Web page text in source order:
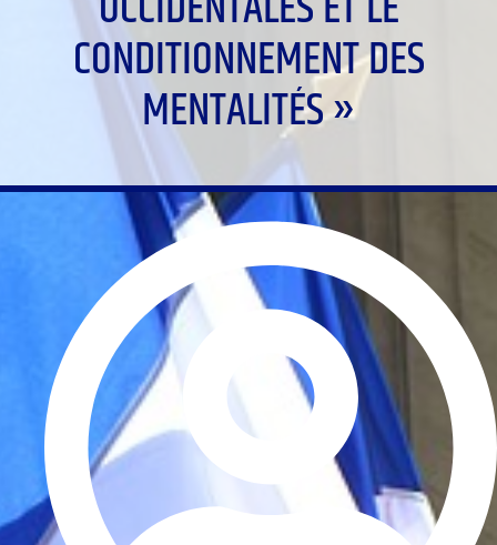
CONDITIONNEMENT DES
MENTALITÉS »